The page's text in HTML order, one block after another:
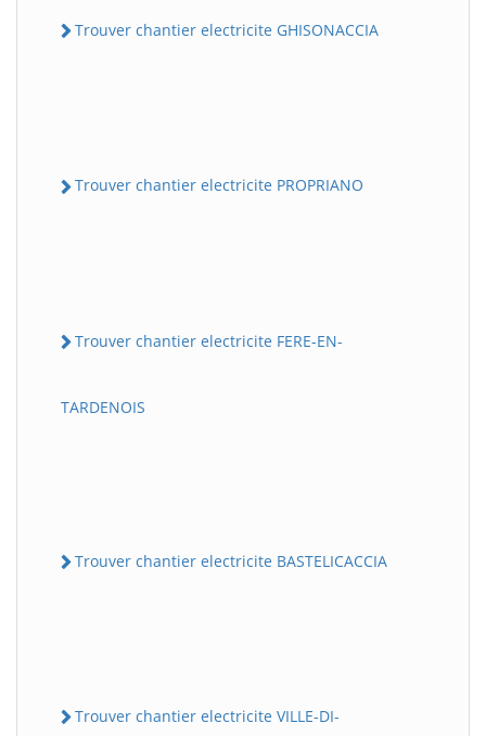
Trouver chantier electricite GHISONACCIA
Trouver chantier electricite PROPRIANO
Trouver chantier electricite FERE-EN-
TARDENOIS
Trouver chantier electricite BASTELICACCIA
Trouver chantier electricite VILLE-DI-